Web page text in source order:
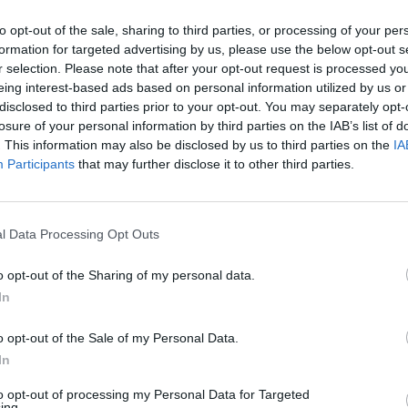
opt-out of the sale, sharing to third parties, or processing of your
for targeted advertising by us, please use the below opt-out
selection. Please note that after your opt-out request is processed
interest-based ads based on personal information utilized by us
to third parties prior to your opt-out. You may separately
of your personal information by third parties on the IAB’s list of
This information may also be disclosed by us to third parties on the
Participants that may further disclose it to other third parties.
Data Processing Opt Outs
opt-out of the Sharing of my personal data.
opt-out of the Sale of my Personal Data.
opt-out of processing my Personal Data for Targeted
Priešmenstruacinis sindromas (PMS)
K. Prunskienės brolis prisiminė jaudinančią
Žinios Lietuvos diena
00:03:41